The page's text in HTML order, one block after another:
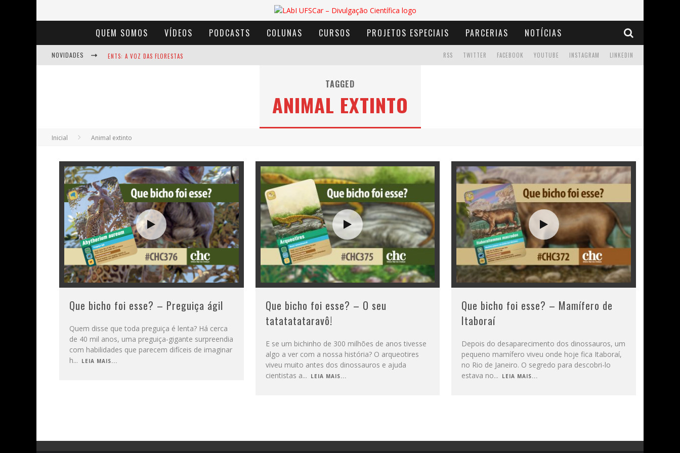
QUEM SOMOS VÍDEOS PODCASTS COLUNAS CURSOS PROJETOS ESPECIAIS PARCERIAS NOTÍCIAS
NOVIDADES ENTS: A VOZ DAS FLORESTAS
BAÚ DE HISTÓRIAS - A JAMAIS IMAGINADA AVENTURA COM OS MOINHOS DE VENTO
LINKEDIN
INSTAGRAM
YOUTUBE
FACEBOOK
TWITTER
RSS
TAGGED
ANIMAL EXTINTO
Inicial Animal extinto
Que bicho foi esse? – Preguiça ágil
Quem disse que toda preguiça é lenta? Há cerca
de 40 mil anos, uma preguiça-gigante surpreendia
com habilidades que parecem difíceis de imaginar
h... LEIA MAIS...
Que bicho foi esse? – O seu
tatatatataravô!
E se um bichinho de 300 milhões de anos tivesse
algo a ver com a nossa história? O arqueotires
viveu muito antes dos dinossauros e ajuda
cientistas a... LEIA MAIS...
Que bicho foi esse? – Mamífero de
Itaboraí
Depois do desaparecimento dos dinossauros, um
pequeno mamífero viveu onde hoje fica Itaboraí,
no Rio de Janeiro. O segredo para descobri-lo
estava no... LEIA MAIS...